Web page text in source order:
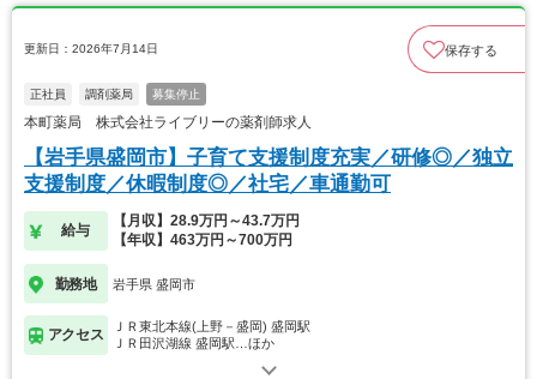
更新日：2026年7月14日 保存する
正社員 調剤薬局 募集停止
本町薬局 株式会社ライブリーの薬剤師求人
【岩手県盛岡市】子育て支援制度充実／研修◎／独立
支援制度／休暇制度◎／社宅／車通勤可
給与
【月収】28.9万円～43.7万円
【年収】463万円～700万円
勤務地 岩手県 盛岡市
アクセス
ＪＲ東北本線(上野－盛岡) 盛岡駅
ＪＲ田沢湖線 盛岡駅…ほか